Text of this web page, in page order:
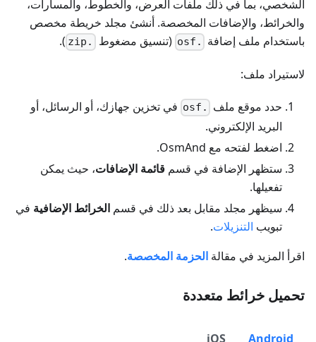
الشخصي، بما في ذلك ملفات العرض، والخطوط، والمسارات،
والخرائط، والإضافات المخصصة. أنشئ مجلد خريطة مخصص
باستخدام ملف إضافة
.osf (تنسيق مضغوط .zip
).
لاستيراد ملف:
حدد موقع ملف .osf
في تخزين جهازك، أو الرسائل، أو
البريد الإلكتروني.
اضغط لفتحه مع OsmAnd.
ستظهر الإضافة في قسم قائمة الإضافات، حيث يمكن
تفعيلها.
سيظهر مجلد مقابل بعد ذلك في قسم الخرائط الإضافية في
تبويب التنزيلات.
اقرأ المزيد في مقالة الحزمة المخصصة.
تحميل خرائط متعددة
Android
iOS